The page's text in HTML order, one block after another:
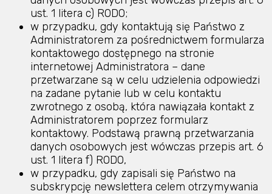
ust. 1 litera c) RODO;
w przypadku, gdy kontaktują się Państwo z
Administratorem za pośrednictwem formularza
kontaktowego dostępnego na stronie
internetowej Administratora – dane
przetwarzane są w celu udzielenia odpowiedzi
na zadane pytanie lub w celu kontaktu
zwrotnego z osobą, która nawiązała kontakt z
Administratorem poprzez formularz
kontaktowy. Podstawą prawną przetwarzania
danych osobowych jest wówczas przepis art. 6
ust. 1 litera f) RODO,
w przypadku, gdy zapisali się Państwo na
subskrypcję newslettera celem otrzymywania